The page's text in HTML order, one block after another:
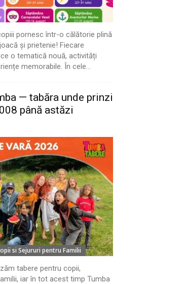
pornesc într-o călătorie plină
și prietenie! Fiecare
o tematică nouă, activități
memorabile. În cele...
— tabăra unde prinzi
până astăzi
si Sejururi pentru Familii
tabere pentru copii,
iar în tot acest timp Tumba